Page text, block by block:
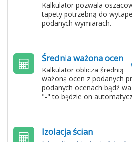
Kalkulator pozwala
tapety potrzebną do
podanych wymiarach.
Średnia ważona ocen
Kalkulator oblicza średnią
ważoną ocen z podanych
podanych ocenach bądź
"-" to będzie on
Izolacja ścian